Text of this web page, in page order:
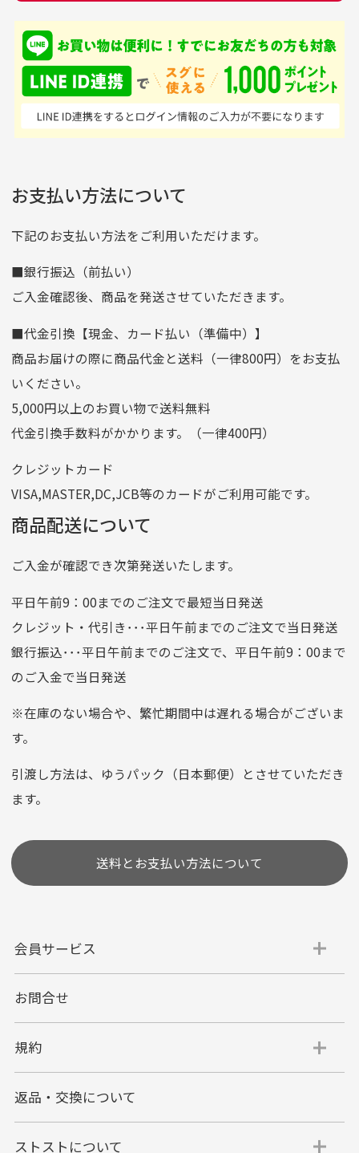
て、ここまでゴルフブラ
ンドの取り扱いがあるの
はすごい。 毎日たくさ
んの商品がアップされて
いるので新作チェックす
品ですが綺麗に梱包され
ており商品を大切にして
いる感が伝わってきまし
た 「フロント部分に汚
れあり」と記載ありまし
[…]
銀行振込（前払い）
入金確認後商品発送となります。
※土曜、日曜、祝日は入金確認及び発送業務は致しておりま
せん。
尚、お振込み手数料はお客様ご負担となります。入金確認後
商品発送となります。
ご注文頂いてから7日以内をお振込み期限とさせ
りますのでご了承くださいませ。
支店名
和歌山支店
口座種別
普通
口座番号
0255557
口座名義
株式会社一条
ゆうちょ銀行
ゆうちょ間
記号
14710
他銀行から
店名
四七八（読みヨンナナハチ）
店番
478
預金種目
普通預金
口座番号
0776226
口座名義
株式会社一条
クレジットカード
選びいただけない場合がございます。
代金引換
代引手数料一律400円
す。
代金引換でのお支払い方法は現金のみとなりま
す。
申し込まれた商品と届いた商品が異なっている場合
商品説明に記載されていない汚れやダメージがある商品
の場合
お支払い方法について
下記のお支払い方法をご利用いただけます。
■銀行振込（前払い）
ご入金確認後、商品を発送させていただきます。
■代金引換【現金、カード払い（準備中）】
商品お届けの際に商品代金と送料（一律800円）をお支払
いください。
5,000円以上のお買い物で送料無料
代金引換手数料がかかります。（一律400円）
クレジットカード
VISA,MASTER,DC,JCB等のカードがご利用可能です。
商品配送について
ご入金が確認でき次第発送いたします。
平日午前9：00までのご注文で最短当日発送
クレジット・代引き･･･平日午前までのご注文で当日発送
銀行振込･･･平日午前までのご注文で、平日午前9：00まで
のご入金で当日発送
※在庫のない場合や、繁忙期間中は遅れる場合がございま
す。
引渡し方法は、ゆうパック（日本郵便）とさせていただき
ます。
送料とお支払い方法について
会員サービス
お問合せ
規約
返品・交換について
ストストについて